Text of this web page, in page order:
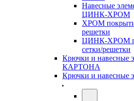
Навесные
ЦИНК-ХРОМ
ХРОМ
решетки
ЦИНК-ХРОМ
сетки/решетки
Крючки и навесные
КАРТОНА
Крючки и